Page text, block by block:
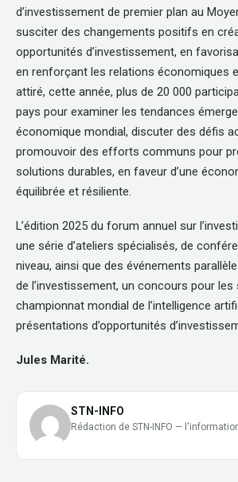
d’investissement de premier plan au
susciter des changements positifs en
opportunités d’investissement, en
en renforçant les relations économiques
attiré, cette année, plus de 20 000
pays pour examiner les tendances
économique mondial, discuter des défis
promouvoir des efforts communs pour
solutions durables, en faveur d’une
équilibrée et résiliente.
L’édition 2025 du forum annuel sur
une série d’ateliers spécialisés, de
niveau, ainsi que des événements
de l’investissement, un concours pour les
championnat mondial de l’intelligence
présentations d’opportunités
Jules Marité.
STN-INFO
Rédaction de STN-INFO —